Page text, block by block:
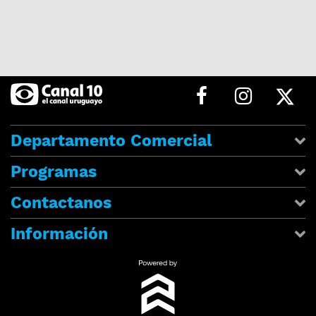
Departamento Comercial
Programas
Contactanos
Información